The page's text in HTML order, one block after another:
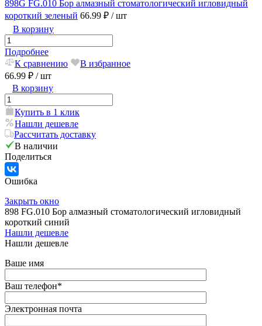
898G FG.010 Бор алмазный стоматологический игловидный
короткий зеленый 66.99 ₽ / шт
В корзину
Подробнее
К сравнению
В избранное
66.99 ₽ / шт
В корзину
Купить в 1 клик
Нашли дешевле
Рассчитать доставку
В наличии
Поделиться
Ошибка
Закрыть окно
898 FG.010 Бор алмазный стоматологический игловидный
короткий синий
Нашли дешевле
Нашли дешевле
Ваше имя
Ваш телефон*
Электронная почта